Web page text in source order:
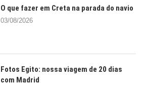
O que fazer em Creta na parada do navio
03/08/2026
Fotos Egito: nossa viagem de 20 dias
com Madrid